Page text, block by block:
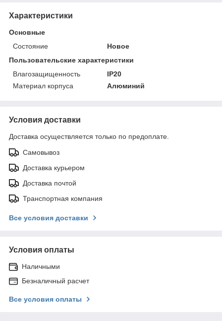
Характеристики
Основные
Состояние
Новое
Пользовательские характеристики
Влагозащищенность
IP20
Материал корпуса
Алюминий
Условия доставки
Доставка осуществляется только по предоплате.
Самовывоз
Доставка курьером
Доставка почтой
Транспортная компания
Все условия доставки
Условия оплаты
Наличными
Безналичный расчет
Все условия оплаты